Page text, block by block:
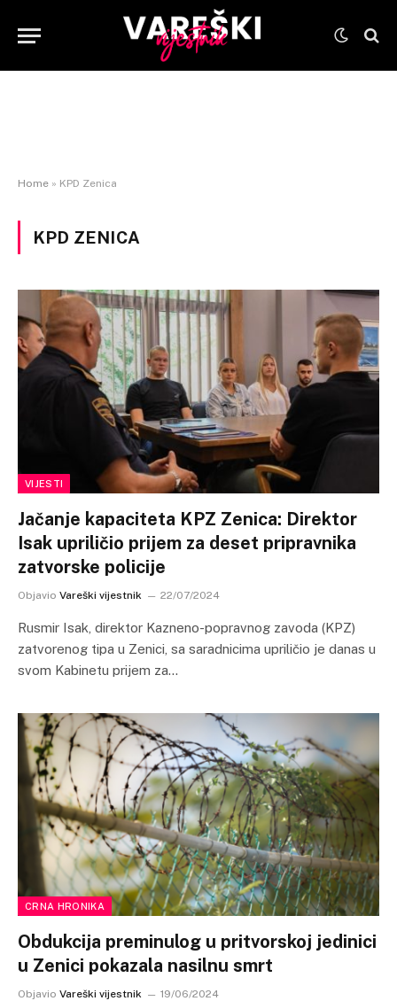
Home » KPD Zenica
KPD ZENICA
VIJESTI
Jačanje kapaciteta KPZ Zenica: Direktor
Isak upriličio prijem za deset pripravnika
zatvorske policije
Objavio Vareški vijestnik 22/07/2024
Rusmir Isak, direktor Kazneno-popravnog zavoda (KPZ)
zatvorenog tipa u Zenici, sa saradnicima upriličio je danas u
svom Kabinetu prijem za…
CRNA HRONIKA
Obdukcija preminulog u pritvorskoj jedinici
u Zenici pokazala nasilnu smrt
Objavio Vareški vijestnik 19/06/2024